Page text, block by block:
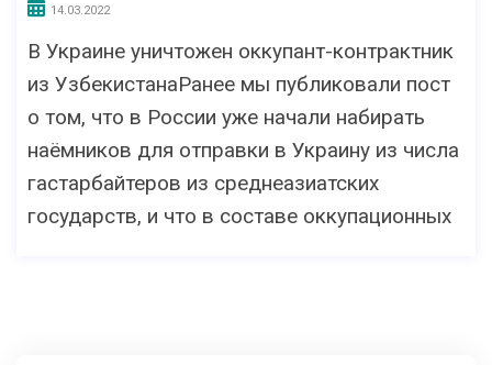
14.03.2022
B Украине уничтожен oккупант-контрактник
из УзбекистанаРанее мы публиковали пост
о том, что в России уже начали набирать
наёмников для отправки в Украину из числа
гастарбайтеров из среднеазиатских
государств, и что в составе оккупационных